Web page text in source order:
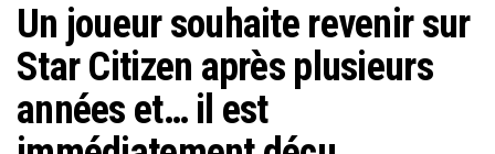
Un joueur souhaite revenir sur
Star Citizen après plusieurs
années et… il est